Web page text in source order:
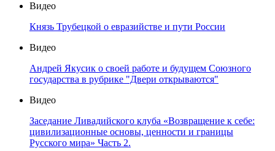
Видео
Князь Трубецкой о евразийстве и пути России
Видео
Андрей Якусик о своей работе и будущем Союзного
государства в рубрике "Двери открываются"
Видео
Заседание Ливадийского клуба «Возвращение к себе:
цивилизационные основы, ценности и границы
Русского мира» Часть 2.